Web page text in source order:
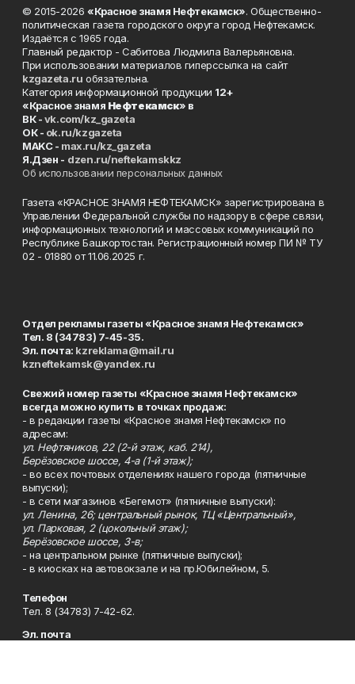
© 2015-2026 «Красное знамя Нефтекамск». Общественно-
политическая газета городского округа город Нефтекамск.
Издаётся с 1965 года.
Главный редактор - Сабитова Людмила Валерьяновна.
При использовании материалов гиперссылка на сайт
kzgazeta.ru обязательна.
Категория информационной продукции 12+
«Красное знамя Нефтекамск» в
ВК -vk.com/kz_gazeta
ОК - ok.ru/kzgazeta
MAKC - max.ru/kz_gazeta
Я.Дзен - dzen.ru/neftekamskkz
Об использовании персональных данных
Газета «КРАСНОЕ ЗНАМЯ НЕФТЕКАМСК» зарегистрирована в
Управлении Федеральной службы по надзору в сфере связи,
информационных технологий и массовых коммуникаций по
Республике Башкортостан. Регистрационный номер ПИ № ТУ
02 - 01880 от 11.06.2025 г.
Отдел рекламы газеты «Красное знамя Нефтекамск»
Тел. 8 (34783) 7-45-35.
Эл. почта: kzreklama@mail.ru
kzneftekamsk@yandex.ru
Свежий номер газеты «Красное знамя Нефтекамск»
всегда можно купить в точках продаж:
- в редакции газеты «Красное знамя Нефтекамск» по
адресам:
ул. Нефтяников, 22 (2-й этаж, каб. 214),
Берёзовское шоссе, 4-а (1-й этаж);
- во всех почтовых отделениях нашего города (пятничные
выпуски);
- в сети магазинов «Бегемот» (пятничные выпуски):
ул. Ленина, 26; центральный рынок, ТЦ «Центральный»,
ул. Парковая, 2 (цокольный этаж);
Берёзовское шоссе, 3-в;
- на центральном рынке (пятничные выпуски);
- в киосках на автовокзале и на пр.Юбилейном, 5.
Телефон
Тел. 8 (34783) 7-42-62.
Эл. почта